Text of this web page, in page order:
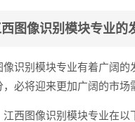
图像识别模块专业的
像识别模块专业有着广阔
，必将迎来更加广阔的市场
江西图像识别模块专业在以